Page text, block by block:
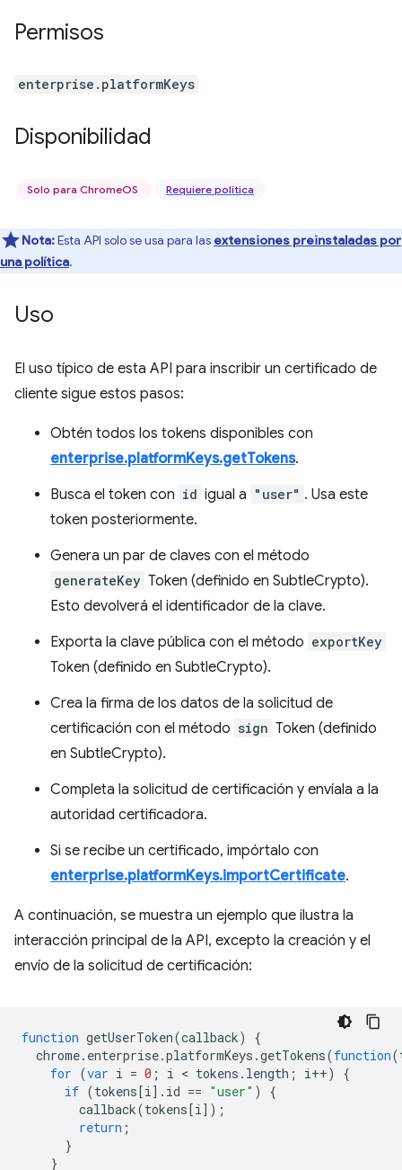
Permisos
enterprise.platformKeys
Disponibilidad
Solo para ChromeOS Requiere política
Nota:Esta API solo se usa para las extensiones preinstaladas por
una política.
Uso
El uso típico de esta API para inscribir un certificado de
cliente sigue estos pasos:
Obtén todos los tokens disponibles con
enterprise.platformKeys.getTokens.
Busca el token con id igual a "user" . Usa este
token posteriormente.
Genera un par de claves con el método
generateKey Token (definido en SubtleCrypto).
Esto devolverá el identificador de la clave.
Exporta la clave pública con el método exportKey
Token (definido en SubtleCrypto).
Crea la firma de los datos de la solicitud de
certificación con el método sign Token (definido
en SubtleCrypto).
Completa la solicitud de certificación y envíala a la
autoridad certificadora.
Si se recibe un certificado, impórtalo con
enterprise.platformKeys.importCertificate.
A continuación, se muestra un ejemplo que ilustra la
interacción principal de la API, excepto la creación y el
envío de la solicitud de certificación:
function getUserToken(callback)
{
chrome. enterprise.platformKeys .getTokens(function(
for (var i = 0 ; i < tokens . length ; i++)
{
if (tokens[i]. id == "user" )
{
callback(tokens[i]);
return ;
}
}